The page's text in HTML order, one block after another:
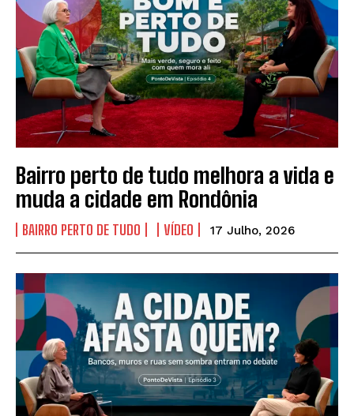
Bairro perto de tudo melhora a vida e
muda a cidade em Rondônia
BAIRRO PERTO DE TUDO VÍDEO 17 Julho, 2026